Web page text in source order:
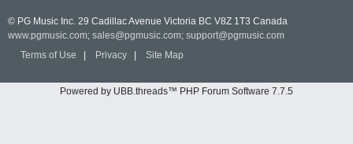
© PG Music Inc. 29 Cadillac Avenue Victoria BC V8Z 1T3 Canada
www.pgmusic.com; sales@pgmusic.com; support@pgmusic.com
Terms of Use
Privacy Site Map
Powered by UBB.threads™ PHP Forum Software 7.7.5